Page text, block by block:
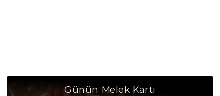
Günün Melek Kartı